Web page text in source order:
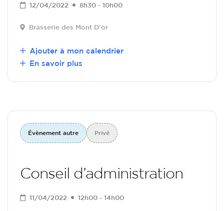
12/04/2022 8h30 - 10h00
Brasserie des Mont D’or
Ajouter à mon calendrier
En savoir plus
Évènement autre Privé
Conseil d’administration
11/04/2022 12h00 - 14h00